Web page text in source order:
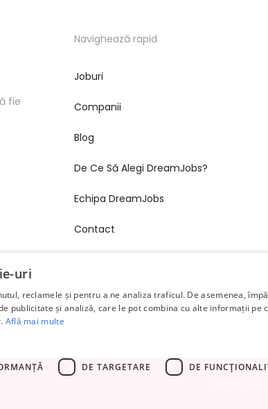
fie
Navighează rapid
Joburi
Companii
Blog
De Ce Să Alegi DreamJobs?
Echipa DreamJobs
Contact
uri
reclamele și pentru a ne analiza traficul. De asemenea,
publicitate și analiză, care le pot combina cu alte informații pe
Află mai multe
DE TARGETARE DE